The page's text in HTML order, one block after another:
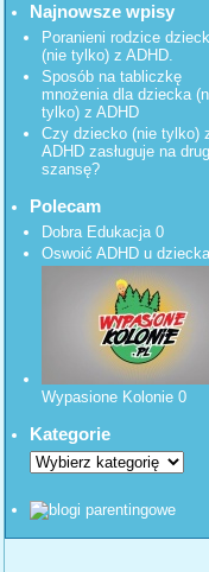
Najnowsze wpisy
Poranieni rodzice
(nie tylko) z ADHD.
Sposób na tabliczkę
mnożenia dla dziecka
tylko) z ADHD
Czy dziecko (nie tylko)
ADHD zasługuje na
szansę?
Polecam
Dobra Edukacja0
Oswoić ADHD u dziecka
Wypasione Kolonie0
Kategorie